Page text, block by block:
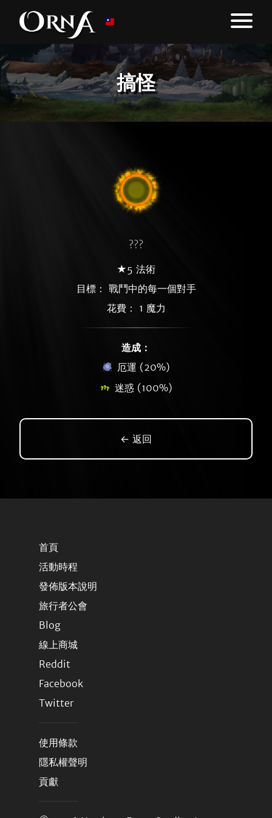
搞怪
???
★5 法術
目標： 戰鬥中的每一個對手
花費： 1 魔力
造成：
厄運 (20%)
迷惑 (100%)
← 返回
首頁
活動時程
發佈版本說明
旅行者公會
Blog
線上商城
Reddit
Facebook
Twitter
使用條款
隱私權聲明
貢獻